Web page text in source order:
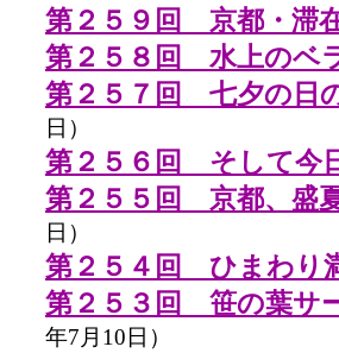
第２５９回 京都・滞
第２５８回 水上のベ
第２５７回 七夕の日
日）
第２５６回 そして今
第２５５回 京都、盛
日）
第２５４回 ひまわり
第２５３回 笹の葉サ
年7月10日）